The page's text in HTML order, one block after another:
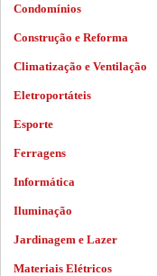
Condomínios
Construção e Reforma
Climatização e Ventilação
Eletroportáteis
Esporte
Ferragens
Informática
Iluminação
Jardinagem e Lazer
Materiais Elétricos